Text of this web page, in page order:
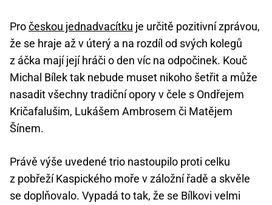
Pročeskou jednadvacítku je určitě pozitivní zprávou,
že se hraje až v úterý a na rozdíl od svých kolegů
z áčka mají její hráči o den víc na odpočinek. Kouč
Michal Bílek tak nebude muset nikoho šetřit a může
nasadit všechny tradiční opory v čele s Ondřejem
Kričafalušim, Lukášem Ambrosem či Matějem
Šínem.
Právě výše uvedené trio nastoupilo proti celku
z pobřeží Kaspického moře v záložní řadě a skvěle
se doplňovalo. Vypadá to tak, že se Bílkovi velmi